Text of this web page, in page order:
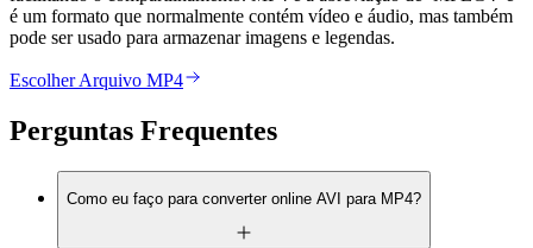
é um formato que normalmente contém vídeo e áudio, mas também
pode ser usado para armazenar imagens e legendas.
Escolher Arquivo MP4
Perguntas Frequentes
Como eu faço para converter online AVI para MP4?